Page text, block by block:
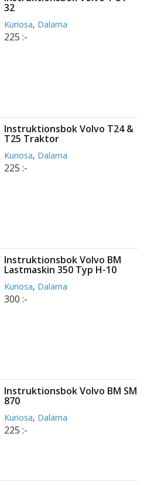
32
Kuriosa, Dalarna
225 :-
Instruktionsbok Volvo T24 &
T25 Traktor
Kuriosa, Dalarna
225 :-
Instruktionsbok Volvo BM
Lastmaskin 350 Typ H-10
Kuriosa, Dalarna
300 :-
Instruktionsbok Volvo BM SM
870
Kuriosa, Dalarna
225 :-